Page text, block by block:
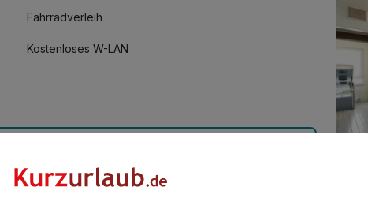
Fahrradverleih
Kostenloses W-LAN